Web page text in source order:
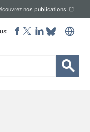
nos publications